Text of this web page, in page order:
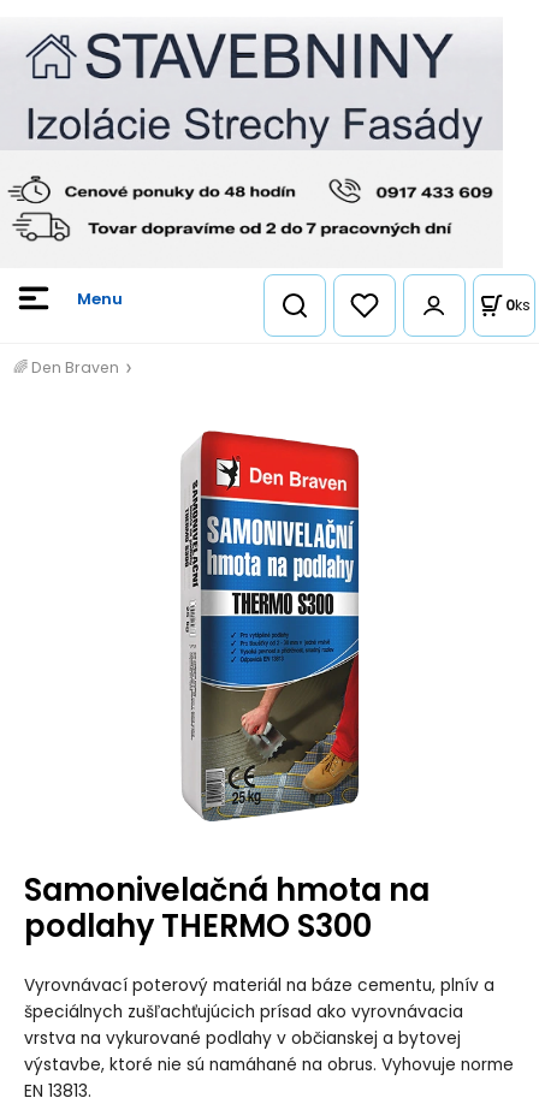
0ks
🌈 Den Braven
Samonivelačná hmota na
podlahy THERMO S300
Vyrovnávací poterový materiál na báze cementu, plnív a
špeciálnych zušľachťujúcich prísad ako vyrovnávacia
vrstva na vykurované podlahy v občianskej a bytovej
výstavbe, ktoré nie sú namáhané na obrus. Vyhovuje norme
EN 13813.